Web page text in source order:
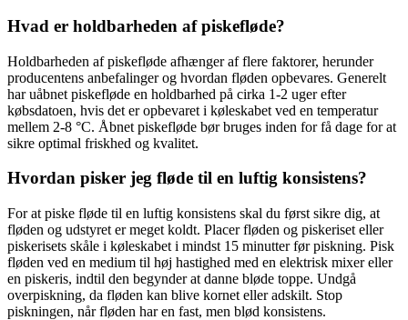
Hvad er holdbarheden af piskefløde?
Holdbarheden af piskefløde afhænger af flere faktorer, herunder
producentens anbefalinger og hvordan fløden opbevares. Generelt
har uåbnet piskefløde en holdbarhed på cirka 1-2 uger efter
købsdatoen, hvis det er opbevaret i køleskabet ved en temperatur
mellem 2-8 °C. Åbnet piskefløde bør bruges inden for få dage for at
sikre optimal friskhed og kvalitet.
Hvordan pisker jeg fløde til en luftig konsistens?
For at piske fløde til en luftig konsistens skal du først sikre dig, at
fløden og udstyret er meget koldt. Placer fløden og piskeriset eller
piskerisets skåle i køleskabet i mindst 15 minutter før piskning. Pisk
fløden ved en medium til høj hastighed med en elektrisk mixer eller
en piskeris, indtil den begynder at danne bløde toppe. Undgå
overpiskning, da fløden kan blive kornet eller adskilt. Stop
piskningen, når fløden har en fast, men blød konsistens.